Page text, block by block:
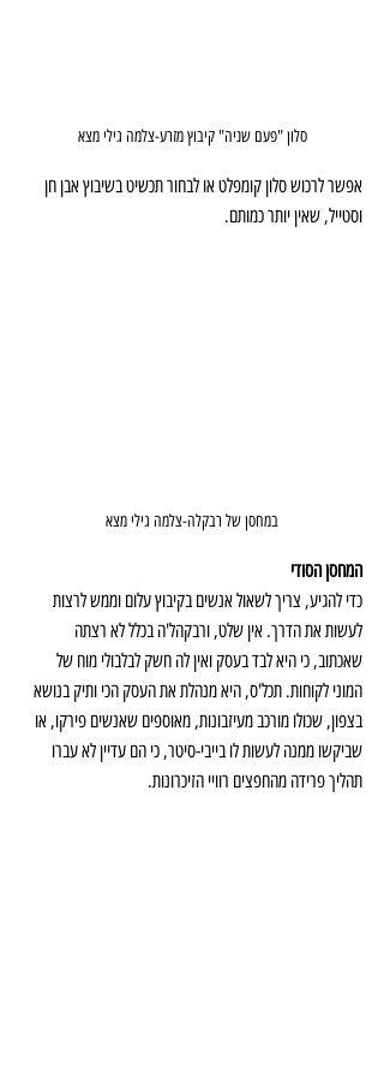
סלון "פעם שניה" קיבוץ מזרע-צלמה גילי מצא
אפשר לרכוש סלון קומפלט או לבחור תכשיט בשיבוץ אבן חן
וסטייל, שאין יותר כמותם.
במחסן של רבקלה-צלמה גילי מצא
המחסן הסודי
כדי להגיע, צריך לשאול אנשים בקיבוץ עלום וממש לרצות
לעשות את הדרך. אין שלט, ורבקהל'ה בכלל לא רצתה
שאכתוב, כי היא לבד בעסק ואין לה חשק לבלבולי מוח של
המוני לקוחות. תכל'ס, היא מנהלת את העסק הכי ותיק בנושא
בצפון, שכולו מורכב מעיזבונות, מאוספים שאנשים פירקו, או
שביקשו ממנה לעשות לו בייבי-סיטר, כי הם עדיין לא עברו
תהליך פרידה מהחפצים רוויי הזיכרונות.